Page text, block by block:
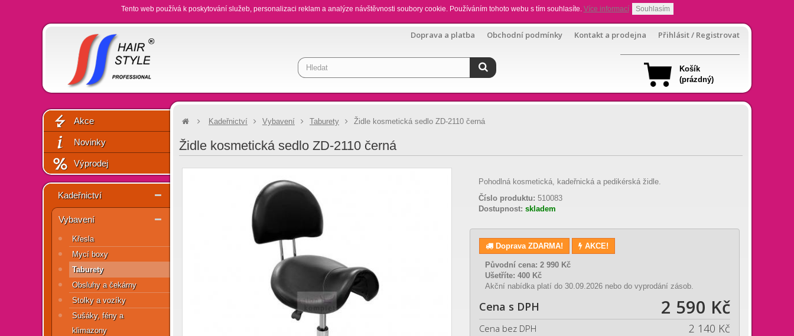
Tento web používá k poskytování služeb, personalizaci reklam a analýze návštěvnosti soubory cookie. Používáním tohoto webu s tím souhlasíte. Více informací Souhlasím
Doprava a platba Obchodní podmínky Kontakt a prodejna Přihlásit / Registrovat
Košík
(prázdný)
Akce
Novinky
Výprodej
Kadeřnictví
Vybavení
Křesla
Mycí boxy
Taburety
Obsluhy a čekárny
Stolky a vozíky
Sušáky, fény a
klimazony
Kadeřnictví Vybavení Taburety Židle kosmetická sedlo ZD-2110 černá
Židle kosmetická sedlo ZD-2110 černá
Pohodlná kosmetická, kadeřnická a pedikérská židle.
Číslo produktu: 510083
Dostupnost: skladem
Doprava ZDARMA! AKCE!
Původní cena: 2 990 Kč
Ušetříte: 400 Kč
Akční nabídka platí do 30.09.2026 nebo do vyprodání zásob.
Cena s DPH 2 590 Kč
Cena bez DPH 2 140 Kč